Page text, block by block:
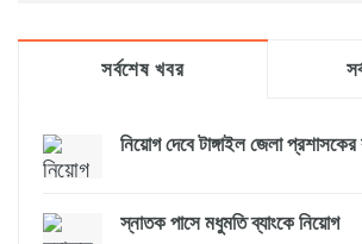
সর্বশেষ খবর
নিয়োগ দেবে টাঙ্গাইল জেলা প্রশাসকের
স্নাতক পাসে মধুমতি ব্যাংকে নিয়োগ